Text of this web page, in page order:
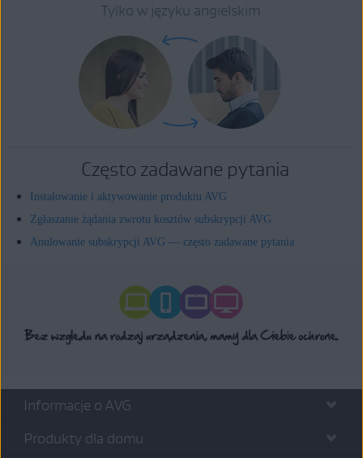
Tylko w języku angielskim
Często zadawane pytania
Instalowanie i aktywowanie produktu AVG
Zgłaszanie żądania zwrotu kosztów subskrypcji AVG
Anulowanie subskrypcji AVG — często zadawane pytania
Informacje o AVG
Produkty dla domu